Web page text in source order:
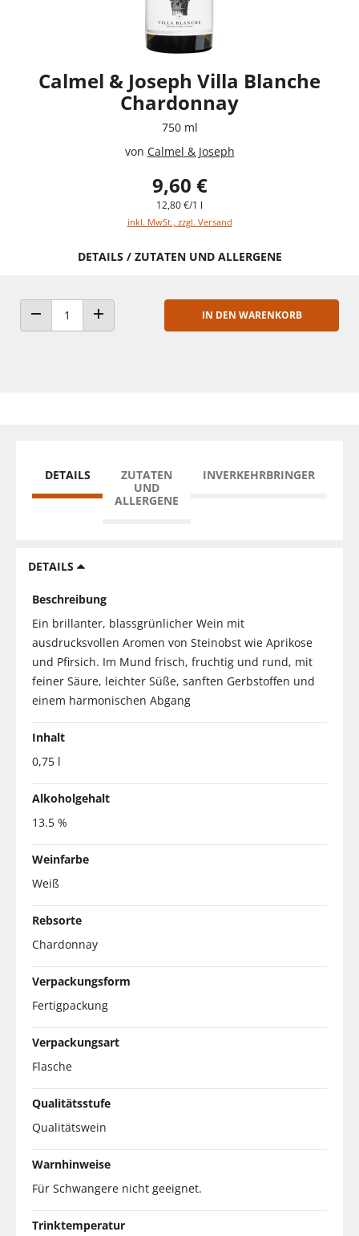
Calmel & Joseph Villa Blanche
Chardonnay
750 ml
von Calmel & Joseph
9,60 €
12,80 €/1 l
inkl. MwSt., zzgl. Versand
DETAILS / ZUTATEN UND ALLERGENE
ANZAHL VERRINGERNANZAHL ERHÖHEN
IN DEN WARENKORB
DETAILS
ZUTATEN
UND
ALLERGENE
INVERKEHRBRINGER
DETAILS
Beschreibung
Ein brillanter, blassgrünlicher Wein mit
ausdrucksvollen Aromen von Steinobst wie Aprikose
und Pfirsich. Im Mund frisch, fruchtig und rund, mit
feiner Säure, leichter Süße, sanften Gerbstoffen und
einem harmonischen Abgang
Inhalt
0,75 l
Alkoholgehalt
13.5 %
Weinfarbe
Weiß
Rebsorte
Chardonnay
Verpackungsform
Fertigpackung
Verpackungsart
Flasche
Qualitätsstufe
Qualitätswein
Warnhinweise
Für Schwangere nicht geeignet.
Trinktemperatur